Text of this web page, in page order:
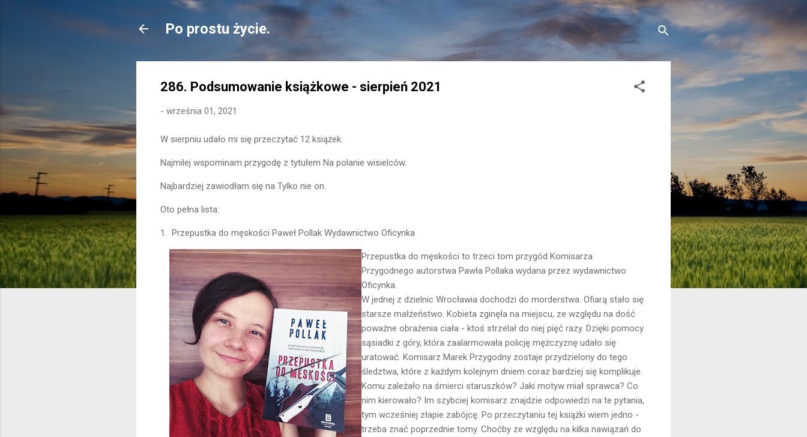
Po prostu życie.
286. Podsumowanie książkowe - sierpień 2021
- września 01, 2021
W sierpniu udało mi się przeczytać 12 książek.
Najmilej wspominam przygodę z tytułem Na polanie wisielców.
Najbardziej zawiodłam się na Tylko nie on.
Oto pełna lista:
1. Przepustka do męskości Paweł Pollak Wydawnictwo Oficynka
Przepustka do męskości to trzeci tom przygód Komisarza
Przygodnego autorstwa Pawła Pollaka wydana przez wydawnictwo
Oficynka.
W jednej z dzielnic Wrocławia dochodzi do morderstwa. Ofiarą stało się
starsze małżeństwo. Kobieta zginęła na miejscu, ze względu na dość
poważne obrażenia ciała - ktoś strzelał do niej pięć razy. Dzięki pomocy
sąsiadki z góry, która zaalarmowała policję mężczyznę udało się
uratować. Komisarz Marek Przygodny zostaje przydzielony do tego
śledztwa, które z każdym kolejnym dniem coraz bardziej się komplikuje.
Komu zależało na śmierci staruszków? Jaki motyw miał sprawca? Co
nim kierowało? Im szybciej komisarz znajdzie odpowiedzi na te pytania,
tym wcześniej złapie zabójcę. Po przeczytaniu tej książki wiem jedno -
trzeba znać poprzednie tomy. Choćby ze względu na kilka nawiązań do